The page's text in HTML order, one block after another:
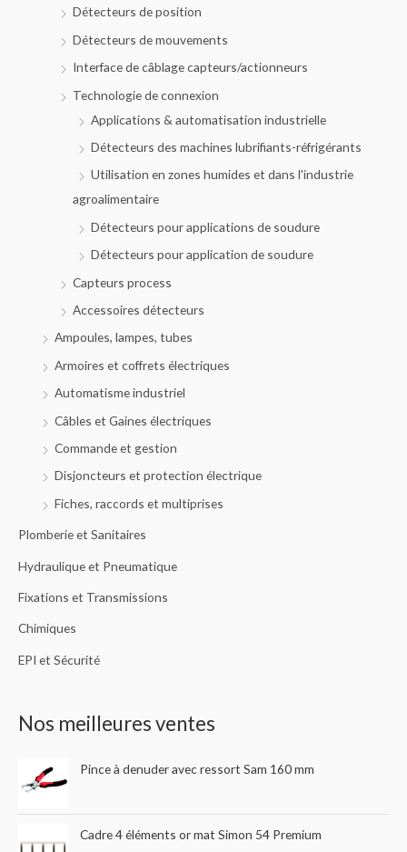
Détecteurs de position
Détecteurs de mouvements
Interface de câblage capteurs/actionneurs
Technologie de connexion
Applications & automatisation industrielle
Détecteurs des machines lubrifiants-réfrigérants
Utilisation en zones humides et dans l'industrie
agroalimentaire
Détecteurs pour applications de soudure
Détecteurs pour application de soudure
Capteurs process
Accessoires détecteurs
Ampoules, lampes, tubes
Armoires et coffrets électriques
Automatisme industriel
Câbles et Gaines électriques
Commande et gestion
Disjoncteurs et protection électrique
Fiches, raccords et multiprises
Plomberie et Sanitaires
Hydraulique et Pneumatique
Fixations et Transmissions
Chimiques
EPI et Sécurité
Nos meilleures ventes
Pince à denuder avec ressort Sam 160 mm
Cadre 4 éléments or mat Simon 54 Premium